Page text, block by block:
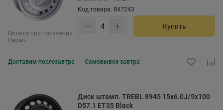
Оплата при получении
Пермь
Код товара: R47243
Купить
Доставим послезавтра Самовывоз завтра
Диск штамп. TREBL 8945 15x6.0J/5x100
D57.1 ET35 Black